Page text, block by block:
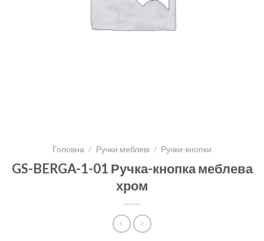
Головна / Ручки меблеві / Ручки-кнопки
GS-BERGA-1-01 Ручка-кнопка меблева
хром